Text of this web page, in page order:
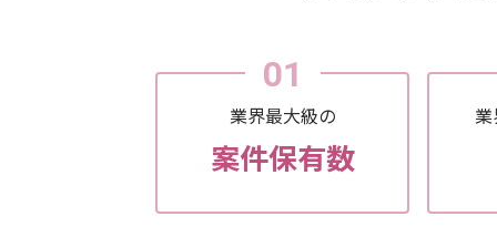
01
業界最大級の
案件保有数